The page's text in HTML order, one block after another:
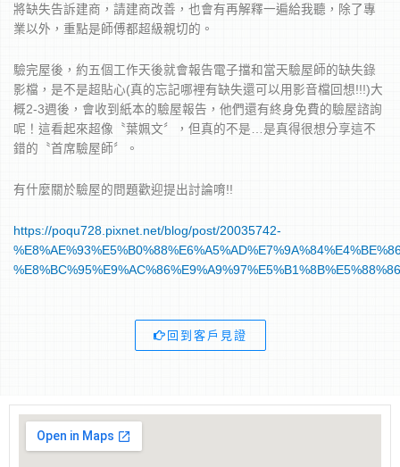
將缺失告訴建商，請建商改善，也會有再解釋一遍給我聽，除了專
業以外，重點是師傅都超級親切的。
驗完屋後，約五個工作天後就會報告電子擋和當天驗屋師的缺失錄
影檔，是不是超貼心(真的忘記哪裡有缺失還可以用影音檔回想!!!)大
概2-3週後，會收到紙本的驗屋報告，他們還有終身免費的驗屋諮詢
呢！這看起來超像〝葉姵文〞，但真的不是…是真得很想分享這不
錯的〝首席驗屋師〞。
有什麼關於驗屋的問題歡迎提出討論唷!!
https://poqu728.pixnet.net/blog/post/20035742-
回到客戶見證